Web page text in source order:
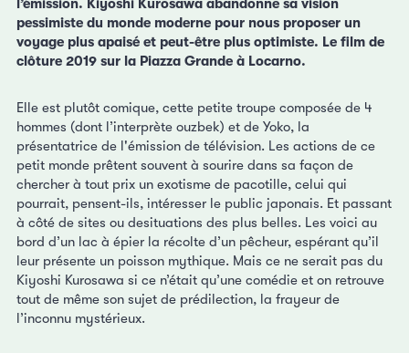
l’émission. Kiyoshi Kurosawa abandonne sa vision
pessimiste du monde moderne pour nous proposer un
voyage plus apaisé et peut-être plus optimiste. Le film de
clôture 2019 sur la Piazza Grande à Locarno.
Elle est plutôt comique, cette petite troupe composée de 4
hommes (dont l’interprète ouzbek) et de Yoko, la
présentatrice de l'émission de télévision. Les actions de ce
petit monde prêtent souvent à sourire dans sa façon de
chercher à tout prix un exotisme de pacotille, celui qui
pourrait, pensent-ils, intéresser le public japonais. Et passant
à côté de sites ou desituations des plus belles. Les voici au
bord d’un lac à épier la récolte d’un pêcheur, espérant qu’il
leur présente un poisson mythique. Mais ce ne serait pas du
Kiyoshi Kurosawa si ce n’était qu’une comédie et on retrouve
tout de même son sujet de prédilection, la frayeur de
l’inconnu mystérieux.